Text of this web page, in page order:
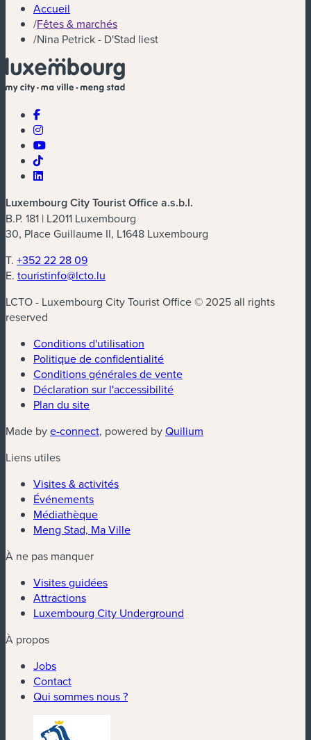
Accueil
/Fêtes & marchés
/Nina Petrick - D'Stad liest
Luxembourg City Tourist Office a.s.b.l.
B.P. 181 | L2011 Luxembourg
30, Place Guillaume II, L1648 Luxembourg
T. +352 22 28 09
E. touristinfo@lcto.lu
LCTO - Luxembourg City Tourist Office © 2025 all rights
reserved
Conditions d'utilisation
Politique de confidentialité
Conditions générales de vente
Déclaration sur l'accessibilité
Plan du site
Made bye-connect, powered byQuilium
Liens utiles
Visites & activités
Événements
Médiathèque
Meng Stad, Ma Ville
À ne pas manquer
Visites guidées
Attractions
Luxembourg City Underground
À propos
Jobs
Contact
Qui sommes nous ?